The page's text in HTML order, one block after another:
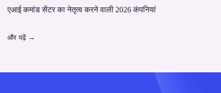
एआई कमांड सेंटर का नेतृत्व करने वाली 2026 कंपनियां
और पढ़ें →